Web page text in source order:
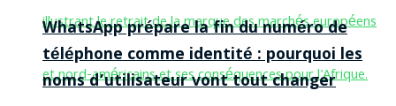
WhatsApp prépare la fin du numéro de
téléphone comme identité : pourquoi les
noms d’utilisateur vont tout changer